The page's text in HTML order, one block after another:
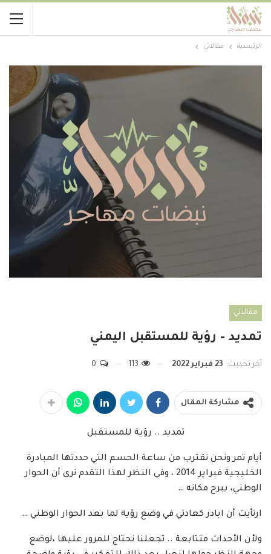
الرئيسية مقالاتي
مقالاتي
تمديد – رؤية للمستقبل اليمني
آخر تحديث: 23 فبراير 2022
مشاركة المقال
تمديد .. رؤية للمستقبل
أيام تمر ونحن نقترب من ساعة الحسم التي حددتها المبادرة
الخليجية فبراير 2014 ، وفي النظر لهذا التقدم نرى أن الحوار
الوطني، يبرح مكانه …
ارتأيت أن ابادر كعادتي في وضع رؤية لما بعد الحوار الوطني …
ولأن الأحداث متتابعة .. تجعلنا نحتاج للمرور عليها ،لوضع